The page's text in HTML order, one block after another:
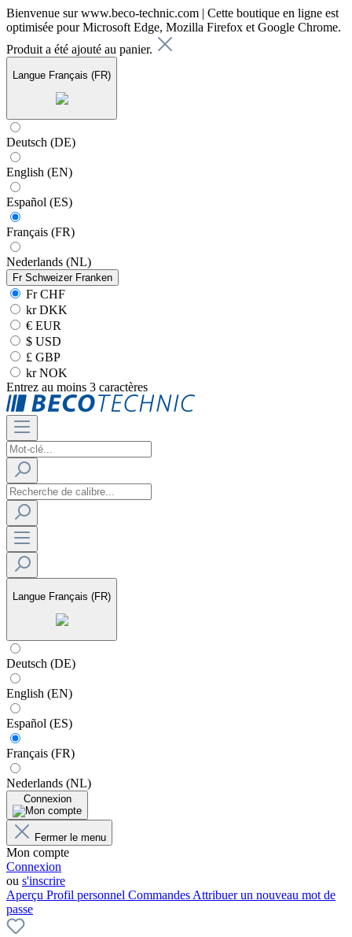
Bienvenue sur www.beco-technic.com | Cette boutique en ligne est
optimisée pour Microsoft Edge, Mozilla Firefox et Google Chrome.
Produit a été ajouté au panier.
Langue Français (FR)
Deutsch (DE)
English (EN)
Español (ES)
Français (FR)
Nederlands (NL)
Fr Schweizer Franken
Fr CHF
kr DKK
€ EUR
$ USD
£ GBP
kr NOK
Entrez au moins 3 caractères
Langue Français (FR)
Deutsch (DE)
English (EN)
Español (ES)
Français (FR)
Nederlands (NL)
Connexion
Fermer le menu
Mon compte
Connexion
ou s'inscrire
Aperçu Profil personnel Commandes Attribuer un nouveau mot de
passe